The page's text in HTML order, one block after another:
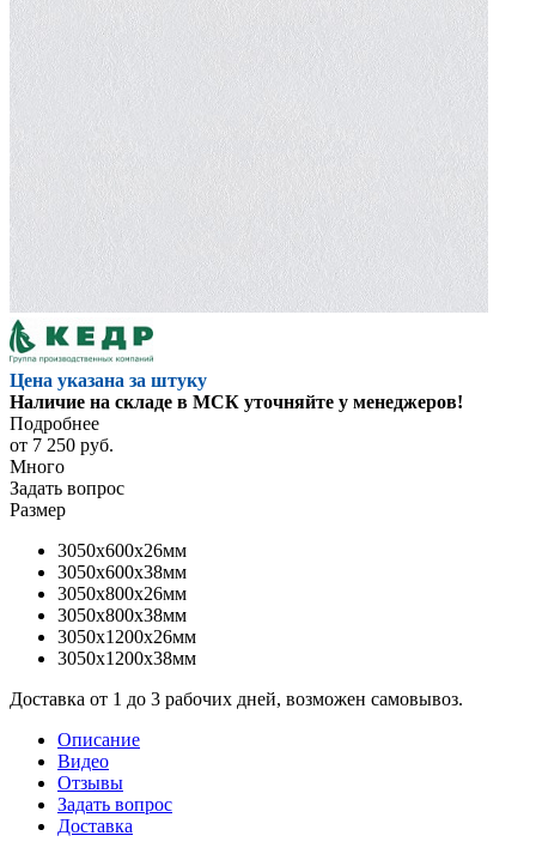
Цена указана за штуку
Наличие на складе в МСК уточняйте у менеджеров!
Подробнее
от 7 250 руб.
Много
Задать вопрос
Размер
3050x600x26мм
3050x600x38мм
3050x800x26мм
3050x800x38мм
3050x1200x26мм
3050x1200x38мм
Доставка от 1 до 3 рабочих дней, возможен самовывоз.
Описание
Видео
Отзывы
Задать вопрос
Доставка